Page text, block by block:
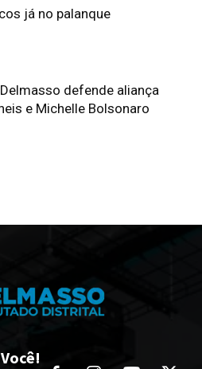
já no palanque
defende aliança
e Michelle Bolsonaro